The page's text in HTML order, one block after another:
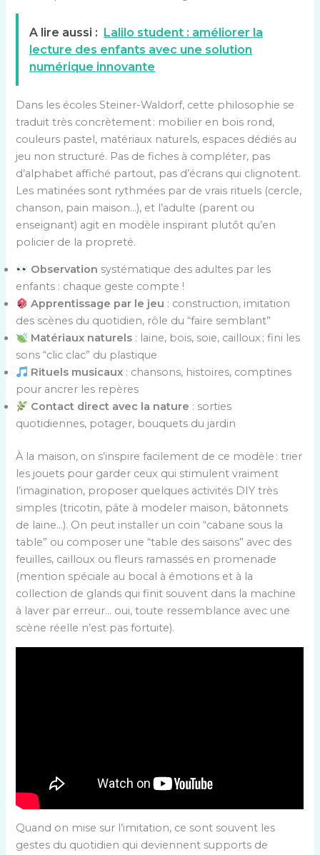
A lire aussi : Lalilo student : améliorer la
lecture des enfants avec une solution
numérique innovante
Dans les écoles Steiner-Waldorf, cette philosophie se
traduit très concrètement : mobilier en bois rond,
couleurs pastel, matériaux naturels, espaces dédiés au
jeu non structuré. Pas de fiches à compléter, pas
d’alphabet affiché partout, pas d’écrans qui clignotent.
Les matinées sont rythmées par de vrais rituels (cercle,
chanson, pain maison…), et l’adulte (parent ou
enseignant) agit en modèle inspirant plutôt qu’en
policier de la propreté.
Observation systématique des adultes par les
enfants : chaque geste compte !
Apprentissage par le jeu : construction, imitation
des scènes du quotidien, rôle du “faire semblant”
Matériaux naturels : laine, bois, soie, cailloux ; fini les
sons “clic clac” du plastique
Rituels musicaux : chansons, histoires, comptines
pour ancrer les repères
Contact direct avec la nature : sorties
quotidiennes, potager, bouquets du jardin
À la maison, on s’inspire facilement de ce modèle : trier
les jouets pour garder ceux qui stimulent vraiment
l’imagination, proposer quelques activités DIY très
simples (tricotin, pâte à modeler maison, bâtonnets
de laine…). On peut installer un coin “cabane sous la
table” ou composer une “table des saisons” avec des
feuilles, cailloux ou fleurs ramassés en promenade
(mention spéciale au bocal à émotions et à la
collection de glands qui finit souvent dans la machine
à laver par erreur… oui, toute ressemblance avec une
scène réelle n’est pas fortuite).
Quand on mise sur l’imitation, ce sont souvent les
gestes du quotidien qui deviennent supports de